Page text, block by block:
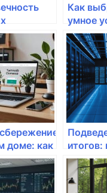
на что
Как
умное
для
Fi
доме: как
дома